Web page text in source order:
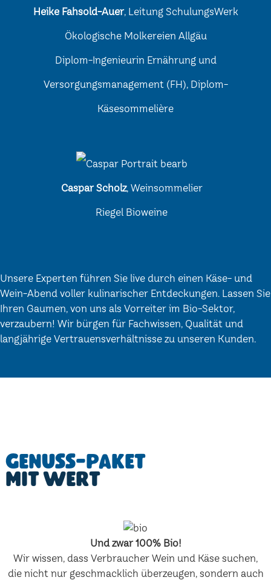
Heike Fahsold-Auer, Leitung SchulungsWerk
Ökologische Molkereien Allgäu
Diplom-Ingenieurin Ernährung und
Versorgungsmanagement (FH), Diplom-
Käsesommelière
Caspar Scholz, Weinsommelier
Riegel Bioweine
Unsere Experten führen Sie live durch einen Käse- und
Wein-Abend voller kulinarischer Entdeckungen. Lassen Sie
Ihren Gaumen, von uns als Vorreiter im Bio-Sektor,
verzaubern! Wir bürgen für Fachwissen, Qualität und
langjährige Vertrauensverhältnisse zu unseren Kunden.
Genuss-Paket
mit Wert
Und zwar 100% Bio!
Wir wissen, dass Verbraucher Wein und Käse suchen,
die nicht nur geschmacklich überzeugen, sondern auch